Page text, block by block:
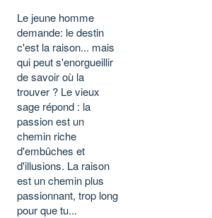
Le jeune homme
demande: le destin
c'est la raison... mais
qui peut s'enorgueillir
de savoir où la
trouver ? Le vieux
sage répond : la
passion est un
chemin riche
d'embûches et
d'illusions. La raison
est un chemin plus
passionnant, trop long
pour que tu...